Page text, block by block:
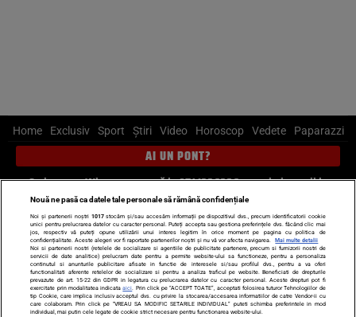
Home Exclusiv Sport Știri Video Horoscop Vedete Paparazzi
AI UN PONT?
Scrie-ne pe Whatsapp, sună la 0741226226 sau trimite mail la
pont@cancan.ro
Știri interne Știri externe
Politică
Ultimele stiri
Diete Insula Iubirii Dictionar de vise
LIFE STYLE
Horoscop
Echipa editorială
Termeni si condiții Politica de confidențialitate
Nouă ne pasă ca datele tale personale să rămână confidențiale
Noi și partenerii noștri 1017stocăm și/sau accesăm informații pe dispozitivul dvs., precum identificatorii cookie
unici pentru prelucrarea datelor cu caracter personal. Puteți accepta sau gestiona preferințele dvs. făcând clic mai
jos, respectiv vă puteți opune utilizării unui interes legitim în orice moment pe pagina cu politica de
confidențialitate. Aceste alegeri vor fi raportate partenerilor noștri și nu vă vor afecta navigarea.
Mai multe detalii
Noi si partenerii nostri (retelele de socializare si agentiile de publicitate partenere, precum si furnizorii nostri de
servicii de date analitice) prelucram date pentru a permite website-ului sa functioneze, pentru a personaliza
continutul si anunturile publicitare afisate in functie de interesele si/sau profilul dvs., pentru a va oferi
functionalitati aferente retelelor de socializare si pentru a analiza traficul pe website. Beneficiati de drepturile
prevazute de art. 15-22 din GDPR in legatura cu prelucrarea datelor cu caracter personal. Aceste drepturi pot fi
exercitate prin modalitatea indicataaici . Prin click pe “ACCEPT TOATE”, acceptati folosirea tuturor Tehnologiilor de
tip Cookie, care implica inclusiv acceptul dvs. cu privire la stocarea/accesarea informatiilor de catre Vendor-ii cu
care colaboram. Prin click pe “VREAU SA MODIFIC SETARILE INDIVIDUAL” puteti schimba preferintele in mod
individual, mai putin cele legate de cookie strict necesare pentru functionarea website-ului.